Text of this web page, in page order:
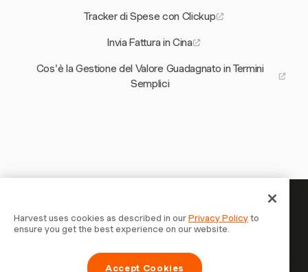
Tracker di Spese con Clickup
Invia Fattura in Cina
Cos'è la Gestione del Valore Guadagnato in Termini
Semplici
Il tuo tempo merita di essere
tracciato — inizia ora
Unisciti a oltre 70.000 aziende che monitorano il tempo,
Harvest uses cookies as described in ourPrivacy Policyto
ensure you get the best experience on our website.
Accept Cookies